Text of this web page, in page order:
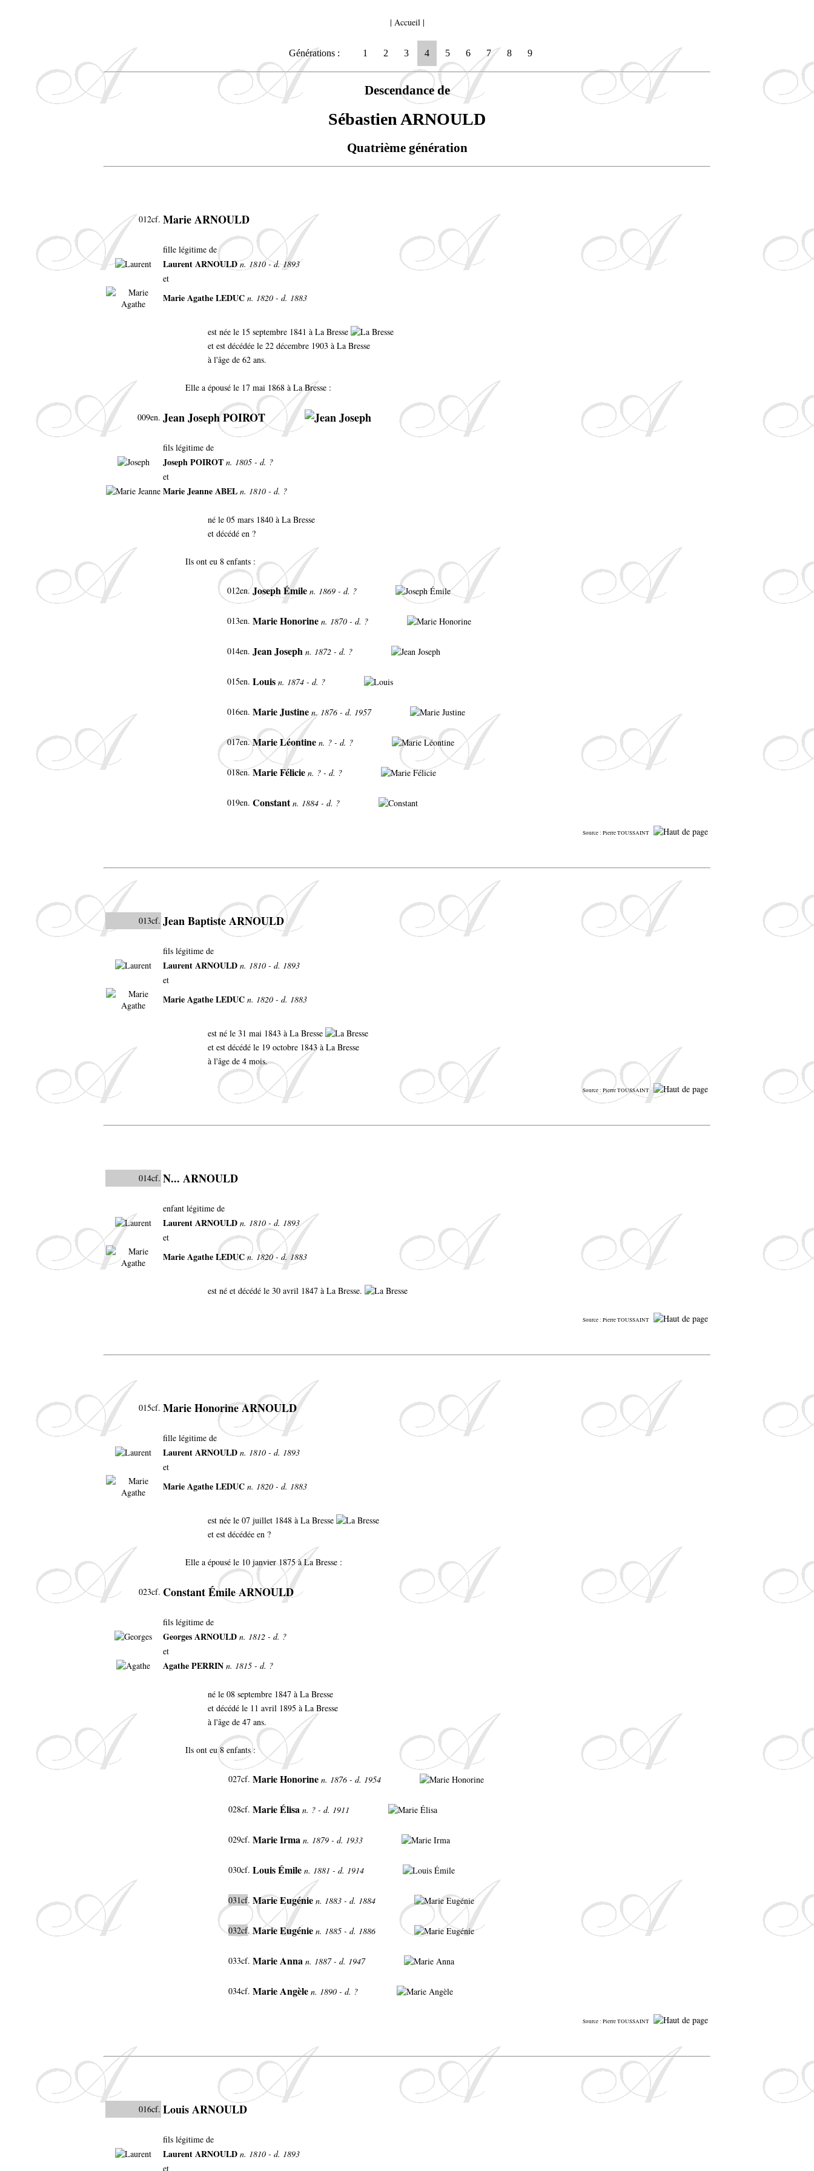
| Accueil|
Générations : 1 2 3 4 5 6 7 8 9
Descendance de
Sébastien ARNOULD
Quatrième génération
012cf. Marie ARNOULD
fille légitime de
Laurent ARNOULDn. 1810 - d. 1893
et
Marie Agathe LEDUC n. 1820 - d. 1883
est née le 15 septembre 1841 à La Bresse
et est décédée le 22 décembre 1903 à La Bresse
à l'âge de 62 ans.
Elle a épousé le 17 mai 1868 à La Bresse :
009en. Jean Joseph POIROT
fils légitime de
Joseph POIROT n. 1805 - d. ?
et
Marie Jeanne ABEL n. 1810 - d. ?
né le 05 mars 1840 à La Bresse
et décédé en ?
Ils ont eu 8 enfants :
012en. Joseph Émile n. 1869 - d. ?
013en. Marie Honorine n. 1870 - d. ?
014en. Jean Joseph n. 1872 - d. ?
015en. Louis n. 1874 - d. ?
016en. Marie Justine n. 1876 - d. 1957
017en. Marie Léontine n. ? - d. ?
018en. Marie Félicie n. ? - d. ?
019en. Constantn. 1884 - d. ?
Source : Pierre TOUSSAINT
013cf. Jean Baptiste ARNOULD
fils légitime de
Laurent ARNOULD n. 1810 - d. 1893
et
Marie Agathe LEDUC n. 1820 - d. 1883
est né le 31 mai 1843 à La Bresse
et est décédé le 19 octobre 1843 à La Bresse
à l'âge de 4 mois.
Source : Pierre TOUSSAINT
014cf. N... ARNOULD
enfant légitime de
Laurent ARNOULD n. 1810 - d. 1893
et
Marie Agathe LEDUC n. 1820 - d. 1883
est né et décédé le 30 avril 1847 à La Bresse.
Source : Pierre TOUSSAINT
015cf. Marie Honorine ARNOULD
fille légitime de
Laurent ARNOULD n. 1810 - d. 1893
et
Marie Agathe LEDUC n. 1820 - d. 1883
est née le 07 juillet 1848 à La Bresse
et est décédée en ?
Elle a épousé le 10 janvier 1875 à La Bresse :
023cf. Constant Émile ARNOULD
fils légitime de
Georges ARNOULD n. 1812 - d. ?
et
Agathe PERRIN n. 1815 - d. ?
né le 08 septembre 1847 à La Bresse
et décédé le 11 avril 1895 à La Bresse
à l'âge de 47 ans.
Ils ont eu 8 enfants :
027cf. Marie Honorine n. 1876 - d. 1954
028cf. Marie Élisa n. ? - d. 1911
029cf. Marie Irma n. 1879 - d. 1933
030cf. Louis Émile n. 1881 - d. 1914
031cf. Marie Eugénie n. 1883 - d. 1884
032cf. Marie Eugénie n. 1885 - d. 1886
033cf. Marie Anna n. 1887 - d. 1947
034cf. Marie Angèle n. 1890 - d. ?
Source : Pierre TOUSSAINT
016cf. Louis ARNOULD
fils légitime de
Laurent ARNOULD n. 1810 - d. 1893
et